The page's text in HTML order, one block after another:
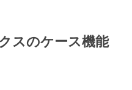
スのケース機能